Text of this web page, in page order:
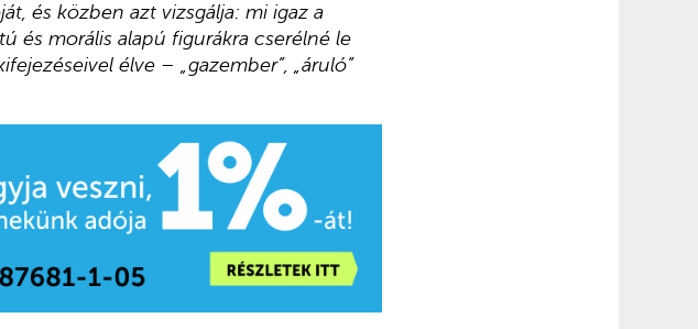
és közben azt vizsgálja: mi igaz a
és morális alapú figurákra cserélné le
élve – „gazember”, „áruló”